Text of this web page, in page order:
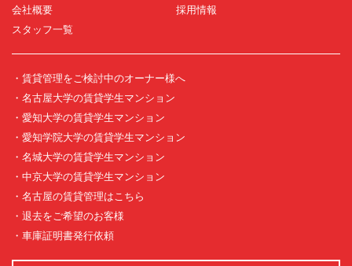
会社概要
採用情報
スタッフ一覧
・賃貸管理をご検討中のオーナー様へ
・名古屋大学の賃貸学生マンション
・愛知大学の賃貸学生マンション
・愛知学院大学の賃貸学生マンション
・名城大学の賃貸学生マンション
・中京大学の賃貸学生マンション
・名古屋の賃貸管理はこちら
・退去をご希望のお客様
・車庫証明書発行依頼